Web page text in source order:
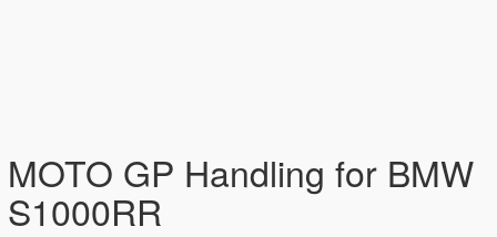
MOTO GP Handling for BMW
S1000RR